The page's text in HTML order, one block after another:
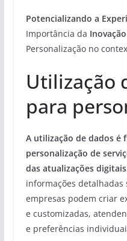
Potencializando a
Importância da
Personalização no
Utilização
para
A utilização de dados é
personalização de
das atualizações
informações detalhadas
empresas podem criar
e customizadas,
e preferências